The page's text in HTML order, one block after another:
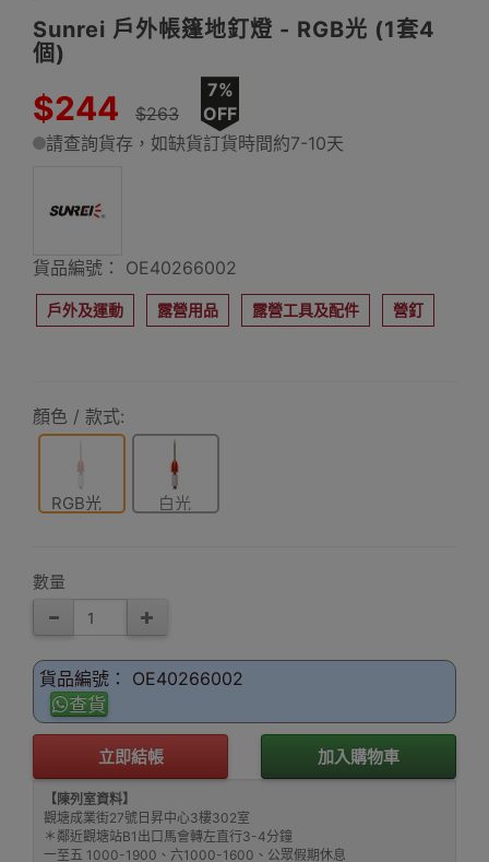
Sunrei 戶外帳篷地釘燈 - RGB光 (1套4
個)
$244 $263
7%
OFF
請查詢貨存，如缺貨訂貨時間約7-10天
貨品編號： OE40266002
戶外及運動 露營用品 露營工具及配件 營釘
顏色 / 款式:
RGB光 白光
數量
貨品編號： OE40266002
查貨
立即結帳 加入購物車
【陳列室資料】
觀塘成業街27號日昇中心3樓302室
＊鄰近觀塘站B1出口馬會轉左直行3-4分鐘
一至五 1000-1900、六1000-1600、公眾假期休息